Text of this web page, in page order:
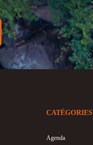
CATÉGORIES
Agenda